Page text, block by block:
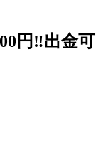
円‼️出金可